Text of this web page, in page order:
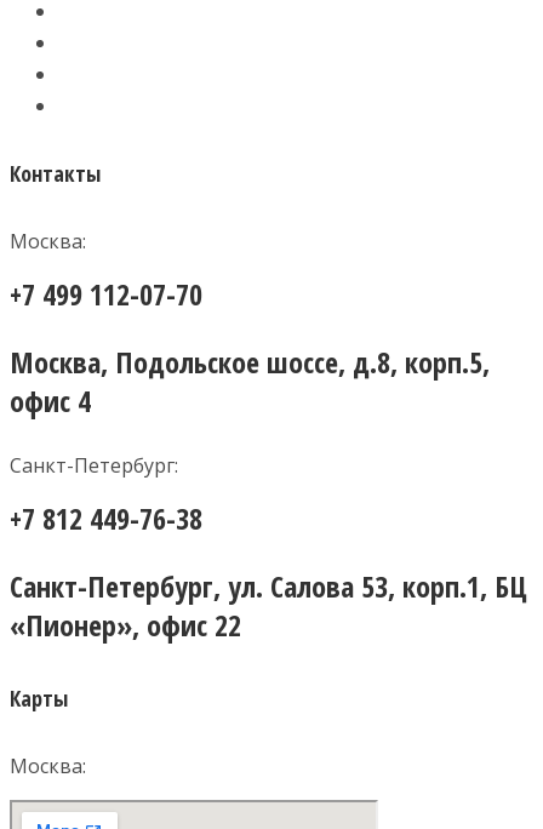
Контакты
Москва:
+7 499 112-07-70
Москва, Подольское шоссе, д.8, корп.5,
офис 4
Санкт-Петербург:
+7 812 449-76-38
Санкт-Петербург, ул. Салова 53, корп.1, БЦ
«Пионер», офис 22
Карты
Москва: